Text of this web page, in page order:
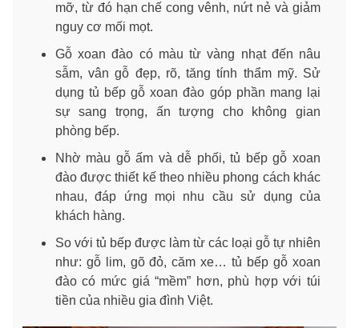
mỡ, từ đó hạn chế cong vênh, nứt nẻ và giảm
nguy cơ mối mọt.
Gỗ xoan đào có màu từ vàng nhạt đến nâu
sẫm, vân gỗ đẹp, rõ, tăng tính thẩm mỹ. Sử
dụng tủ bếp gỗ xoan đào góp phần mang lại
sự sang trọng, ấn tượng cho không gian
phòng bếp.
Nhờ màu gỗ ấm và dễ phối, tủ bếp gỗ xoan
đào được thiết kế theo nhiều phong cách khác
nhau, đáp ứng mọi nhu cầu sử dụng của
khách hàng.
So với tủ bếp được làm từ các loại gỗ tự nhiên
như: gỗ lim, gõ đỏ, căm xe… tủ bếp gỗ xoan
đào có mức giá “mềm” hơn, phù hợp với túi
tiền của nhiều gia đình Việt.